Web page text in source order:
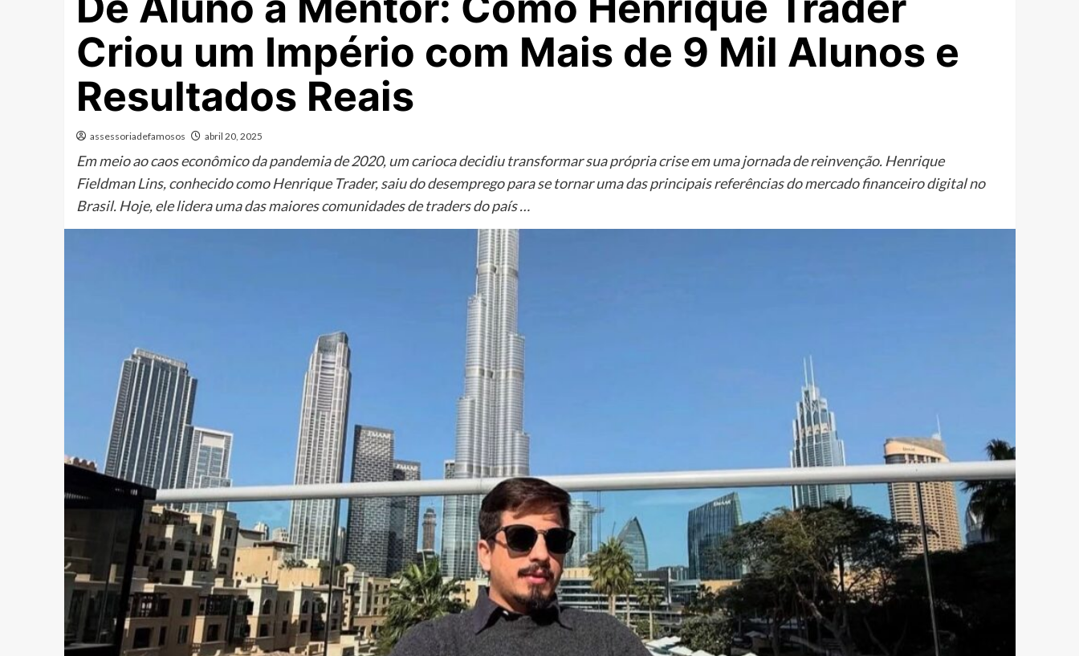
Criou um Império com Mais de 9 Mil Alunos e
Resultados Reais
assessoriadefamosos abril 20, 2025
Em meio ao caos econômico da pandemia de 2020, um carioca decidiu transformar sua própria crise em uma jornada de reinvenção. Henrique
Fieldman Lins, conhecido como Henrique Trader, saiu do desemprego para se tornar uma das principais referências do mercado financeiro digital no
Brasil. Hoje, ele lidera uma das maiores comunidades de traders do país …